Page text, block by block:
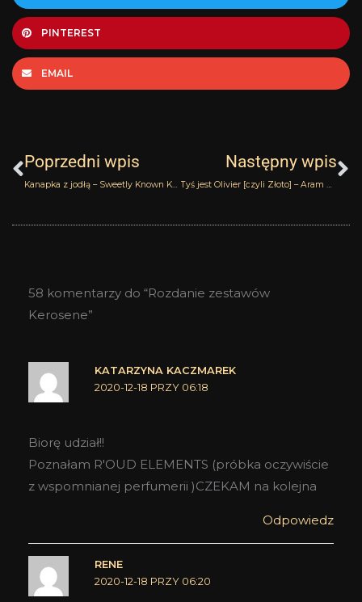
PINTEREST
EMAIL
Poprzedni wpis
Kanapka z jodłą – Sweetly Known Kerosene
Następny wpis
Tyś jest Olivier [czyli Złoto] – Aram Olivier Durbano
58 komentarzy do “Rozdanie zestawów
Kerosene”
KATARZYNA KACZMAREK
2020-12-18 PRZY 06:18
Biorę udział!!
Poznałam R'OUD ELEMENTS (próbka oczywiście
z wspomnianej perfumerii )CZEKAM na kolejna
Odpowiedz
RENE
2020-12-18 PRZY 06:20